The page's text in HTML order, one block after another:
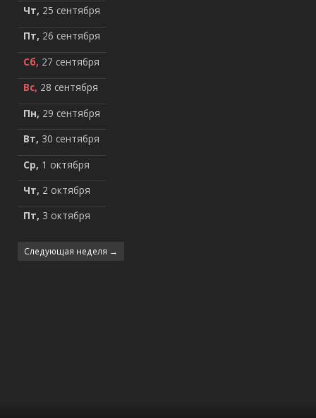
Чт, 25 сентября
Пт, 26 сентября
Сб, 27 сентября
Вс, 28 сентября
Пн, 29 сентября
Вт, 30 сентября
Ср, 1 октября
Чт, 2 октября
Пт, 3 октября
Следующая неделя →